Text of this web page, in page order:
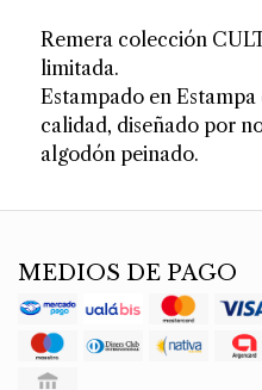
Remera colección
limitada.
Estampado en
calidad, diseñado por
algodón peinado.
MEDIOS DE PAGO